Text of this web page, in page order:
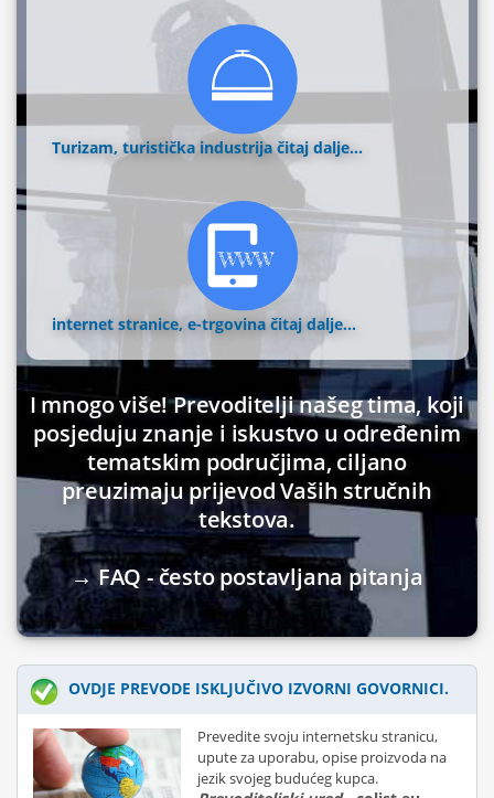
Turizam, turistička industrijačitaj dalje...
internet stranice, e-trgovina čitaj dalje...
I mnogo više! Prevoditelji našeg tima, koji
posjeduju znanje i iskustvo u određenim
tematskim područjima, ciljano
preuzimaju prijevod Vaših stručnih
tekstova.
→ FAQ - često postavljana pitanja
OVDJE PREVODE ISKLJUČIVO IZVORNI GOVORNICI.
Prevedite svoju internetsku stranicu,
upute za uporabu, opise proizvoda na
jezik svojeg budućeg kupca.